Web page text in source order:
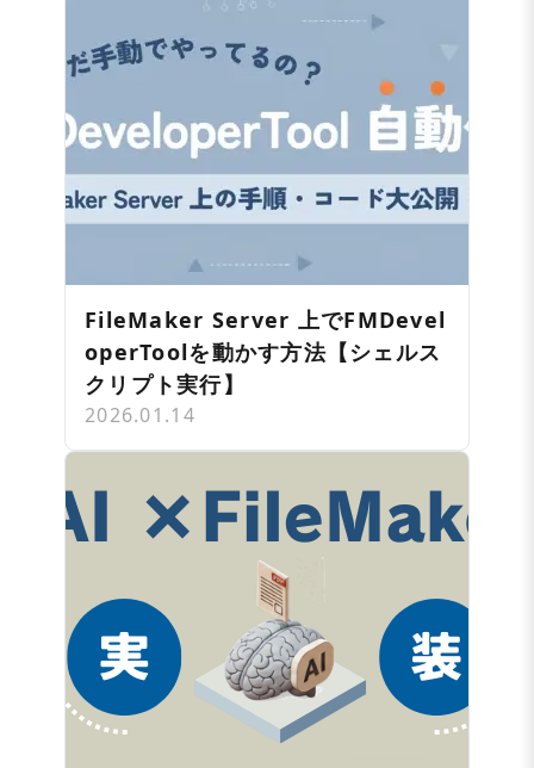
FileMaker Server 上でFMDevel
operToolを動かす方法【シェルス
クリプト実行】
2026.01.14